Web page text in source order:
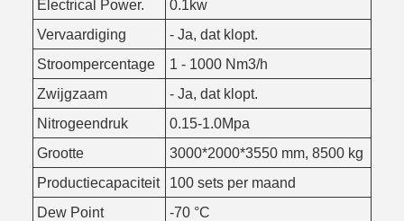
Electrical Power.
0.1kw
Vervaardiging
- Ja, dat klopt.
Stroompercentage
1 - 1000 Nm3/h
Zwijgzaam
- Ja, dat klopt.
Nitrogeendruk
0.15-1.0Mpa
Grootte
3000*2000*3550 mm, 8500 kg
Productiecapaciteit
100 sets per maand
Dew Point
-70 °C